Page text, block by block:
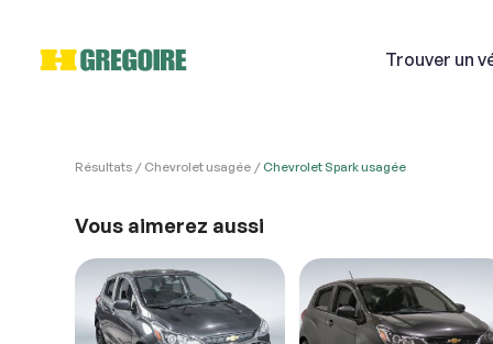
Trouver un
Résultats Chevrolet usagée Chevrolet Spark usagée
Vous aimerez aussi
1.
1.
1.